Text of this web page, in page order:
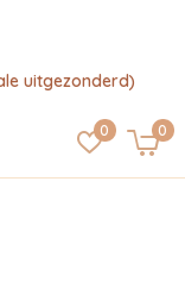
0 0
uitgezonderd)